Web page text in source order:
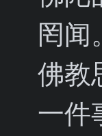
罔闻
佛教
一件